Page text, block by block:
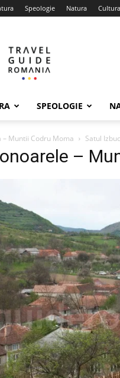
Speologie Natura Cultura
Guide
Romania
SPEOLOGIE
– Muntii Codru Moma Satul
–